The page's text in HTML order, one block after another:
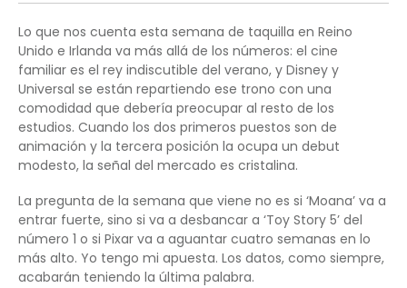
Lo que nos cuenta esta semana de taquilla en Reino
Unido e Irlanda va más allá de los números: el cine
familiar es el rey indiscutible del verano, y Disney y
Universal se están repartiendo ese trono con una
comodidad que debería preocupar al resto de los
estudios. Cuando los dos primeros puestos son de
animación y la tercera posición la ocupa un debut
modesto, la señal del mercado es cristalina.
La pregunta de la semana que viene no es si ‘Moana’ va a
entrar fuerte, sino si va a desbancar a ‘Toy Story 5’ del
número 1 o si Pixar va a aguantar cuatro semanas en lo
más alto. Yo tengo mi apuesta. Los datos, como siempre,
acabarán teniendo la última palabra.